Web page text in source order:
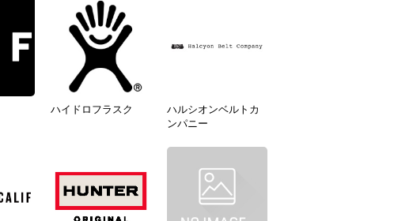
ハイドロフラスク
ハルシオンベルトカ
ンパニー